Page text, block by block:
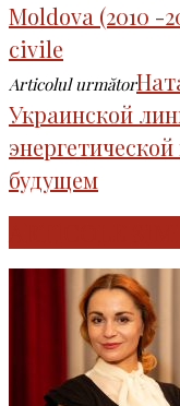
Moldova (2010 -
civile
Articolul următor
Украинской
будущем